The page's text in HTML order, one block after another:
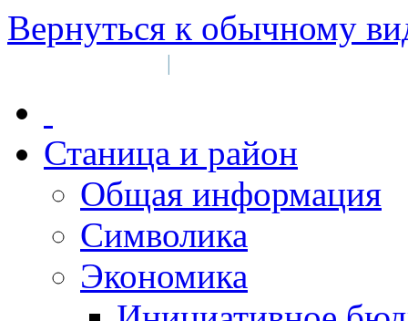
Вернуться к обычному
|
Станица и район
Общая информация
Символика
Экономика